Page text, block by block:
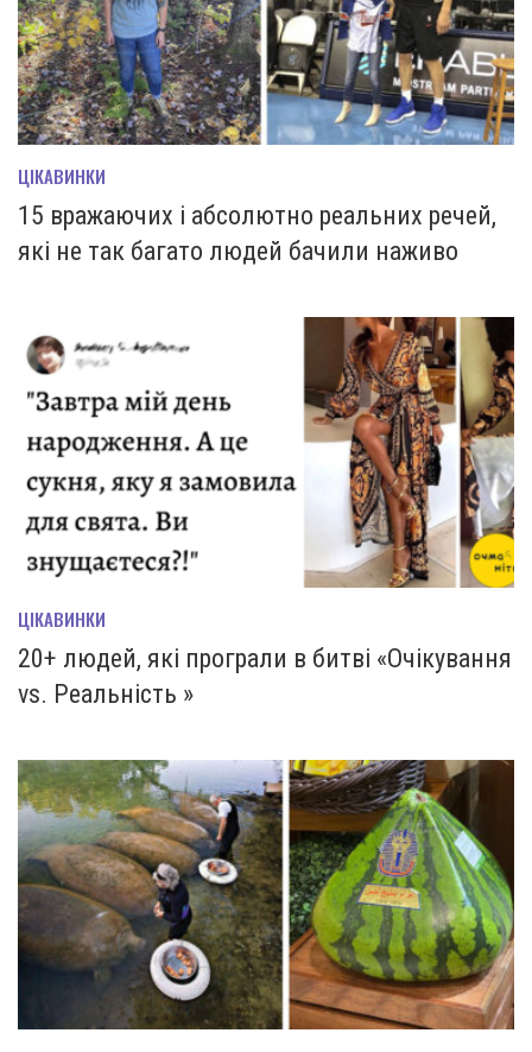
ЦІКАВИНКИ
15 вражаючих і абсолютно реальних речей,
які не так багато людей бачили наживо
ЦІКАВИНКИ
20+ людей, які програли в битві «Очікування
vs. Реальність »